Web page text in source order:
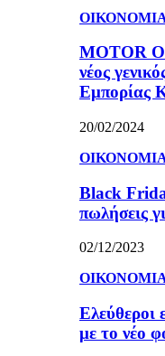
MOTOR
νέος
Εμπορίας
20/02/2024
Black
πωλήσεις
02/12/2023
Ελεύθεροι
με το νέο